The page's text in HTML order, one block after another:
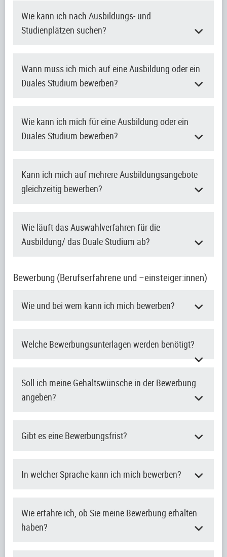
Wie kann ich nach Ausbildungs- und
Studienplätzen suchen?
Wann muss ich mich auf eine Ausbildung oder ein
Duales Studium bewerben?
Wie kann ich mich für eine Ausbildung oder ein
Duales Studium bewerben?
Kann ich mich auf mehrere Ausbildungsangebote
gleichzeitig bewerben?
Wie läuft das Auswahlverfahren für die
Ausbildung/ das Duale Studium ab?
Bewerbung (Berufserfahrene und –einsteiger:innen)
Wie und bei wem kann ich mich bewerben?
Welche Bewerbungsunterlagen werden benötigt?
Soll ich meine Gehaltswünsche in der Bewerbung
angeben?
Gibt es eine Bewerbungsfrist?
In welcher Sprache kann ich mich bewerben?
Wie erfahre ich, ob Sie meine Bewerbung erhalten
haben?